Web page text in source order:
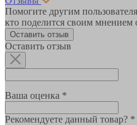
Помогите другим
кто поделится своим мнением
Оставить отзыв
Оставить отзыв
Ваша оценка *
Рекомендуете данный товар? *